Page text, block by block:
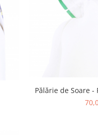
Pălărie de Soare